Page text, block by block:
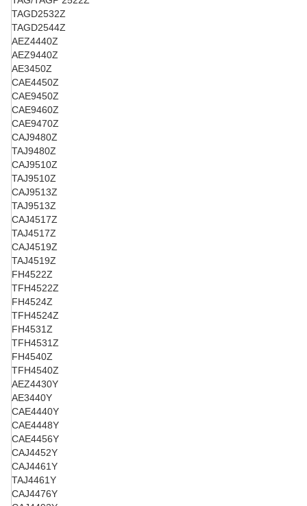
TAGD2532Z
TAGD2544Z
AEZ4440Z
AEZ9440Z
AE3450Z
CAE4450Z
CAE9450Z
CAE9460Z
CAE9470Z
CAJ9480Z
TAJ9480Z
CAJ9510Z
TAJ9510Z
CAJ9513Z
TAJ9513Z
CAJ4517Z
TAJ4517Z
CAJ4519Z
TAJ4519Z
FH4522Z
TFH4522Z
FH4524Z
TFH4524Z
FH4531Z
TFH4531Z
FH4540Z
TFH4540Z
AEZ4430Y
AE3440Y
CAE4440Y
CAE4448Y
CAE4456Y
CAJ4452Y
CAJ4461Y
TAJ4461Y
CAJ4476Y